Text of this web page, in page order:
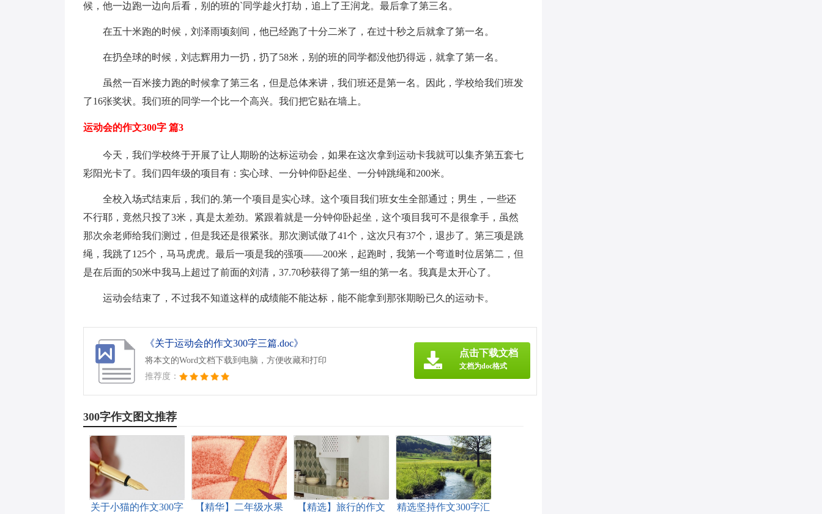
候，他一边跑一边向后看，别的班的`同学趁火打劫，追上了王润龙。最后拿了第三名。
在五十米跑的时候，刘泽雨顷刻间，他已经跑了十分二米了，在过十秒之后就拿了第一名。
在扔垒球的时候，刘志辉用力一扔，扔了58米，别的班的同学都没他扔得远，就拿了第一名。
虽然一百米接力跑的时候拿了第三名，但是总体来讲，我们班还是第一名。因此，学校给我们班发
了16张奖状。我们班的同学一个比一个高兴。我们把它贴在墙上。
运动会的作文300字 篇3
今天，我们学校终于开展了让人期盼的达标运动会，如果在这次拿到运动卡我就可以集齐第五套七
彩阳光卡了。我们四年级的项目有：实心球、一分钟仰卧起坐、一分钟跳绳和200米。
全校入场式结束后，我们的.第一个项目是实心球。这个项目我们班女生全部通过；男生，一些还
不行耶，竟然只投了3米，真是太差劲。紧跟着就是一分钟仰卧起坐，这个项目我可不是很拿手，虽然
那次余老师给我们测过，但是我还是很紧张。那次测试做了41个，这次只有37个，退步了。第三项是跳
绳，我跳了125个，马马虎虎。最后一项是我的强项——200米，起跑时，我第一个弯道时位居第二，但
是在后面的50米中我马上超过了前面的刘清，37.70秒获得了第一组的第一名。我真是太开心了。
运动会结束了，不过我不知道这样的成绩能不能达标，能不能拿到那张期盼已久的运动卡。
《关于运动会的作文300字三篇.doc》
将本文的Word文档下载到电脑，方便收藏和打印
推荐度：
点击下载文档
文档为doc格式
300字作文图文推荐
关于小猫的作文300字 【精华】二年级水果 【精选】旅行的作文 精选坚持作文300字汇